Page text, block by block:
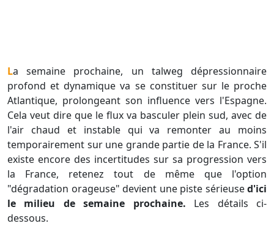
La semaine prochaine, un talweg dépressionnaire
profond et dynamique va se constituer sur le proche
Atlantique, prolongeant son influence vers l'Espagne.
Cela veut dire que le flux va basculer plein sud, avec de
l'air chaud et instable qui va remonter au moins
temporairement sur une grande partie de la France. S'il
existe encore des incertitudes sur sa progression vers
la France, retenez tout de même que l'option
"dégradation orageuse" devient une piste sérieused'ici
le milieu de semaine prochaine. Les détails ci-
dessous.